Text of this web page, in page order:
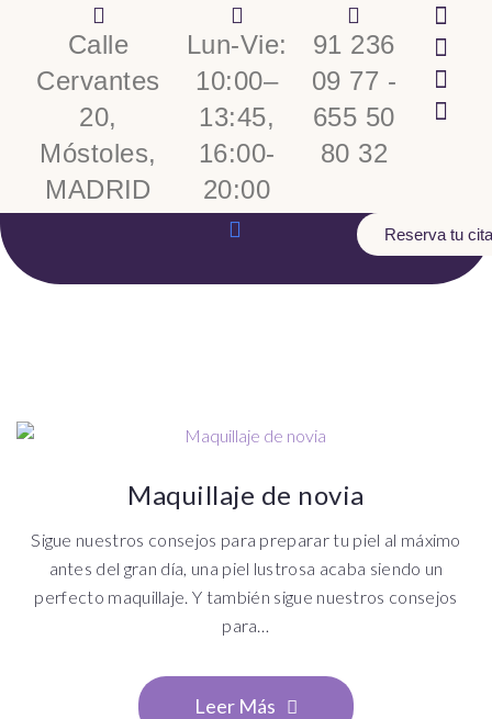
Calle
Cervantes
20,
Móstoles,
MADRID
Lun-Vie:
10:00–
13:45,
16:00-
20:00
91 236
09 77 -
655 50
80 32
Reserva tu
Maquillaje de novia
Sigue nuestros consejos para preparar tu piel al máximo
antes del gran día, una piel lustrosa acaba siendo un
perfecto maquillaje. Y también sigue nuestros consejos
para…
Leer Más